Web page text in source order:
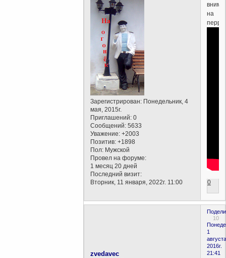
Зарегистрирован: Понедельник, 4
мая, 2015г.
Приглашений: 0
Сообщений: 5633
Уважение: +2003
Позитив: +1898
Пол: Мужской
Провел на форуме:
1 месяц 20 дней
Последний визит:
Вторник, 11 января, 2022г. 11:00
на
0
10
1
2016г.
21:41
zvedavec